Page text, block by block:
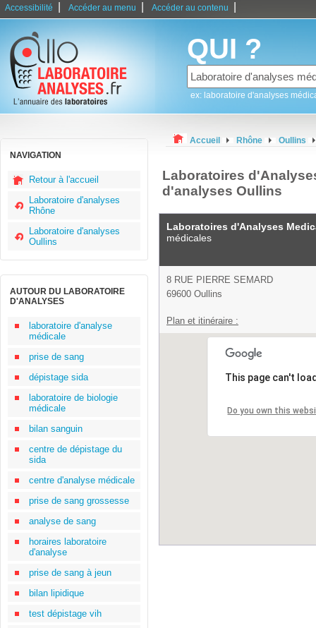
Accessibilité Accéder au menu Accéder au contenu
QUI ?
ex: laboratoire d'analyses
NAVIGATION
Retour à l'accueil
Laboratoire d'analyses
Rhône
Laboratoire d'analyses
Oullins
AUTOUR DU LABORATOIRE
D'ANALYSES
laboratoire d'analyse
médicale
prise de sang
dépistage sida
laboratoire de biologie
médicale
bilan sanguin
centre de dépistage du
sida
centre d'analyse médicale
prise de sang grossesse
analyse de sang
horaires laboratoire
d'analyse
prise de sang à jeun
bilan lipidique
test dépistage vih
Accueil Rhône Oullins
Laboratoires
d'analyses Oullins
Laboratoires d'Analyses
médicales
8 RUE PIERRE SEMARD
69600 Oullins
Plan et itinéraire :
This page can't
Do you own this